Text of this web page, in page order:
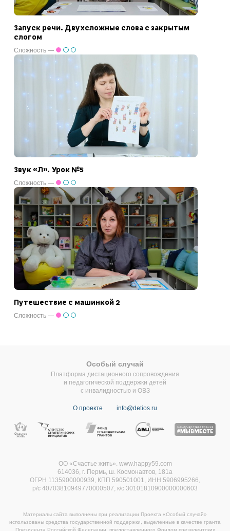
Запуск речи. Двухсложные слова с закрытым
слогом
Сложность —
Звук «Л». Урок №5
Сложность —
Путешествие с машинкой 2
Сложность —
Особый случай
Платформа дистационного сопровождения
и педагогической поддержки детей
с инвалидностью и ОВЗ
О проекте info@detios.ru
ОО «Счастье жить». www.happy59.com
614036, г. Пермь, ш. Космонавтов, 181а
ОГРН 1135900000939, КПП 590501001, ИНН 5906995266,
р/с 40703810949770000507, к/с 30101810900000000603
Материалы сайта выполнены при реализации Проекта «Особый случай»
использованы средства государственной поддержки, выделенные в качестве гранта
Президента Российской Федерации, предоставленного Фондом президентских